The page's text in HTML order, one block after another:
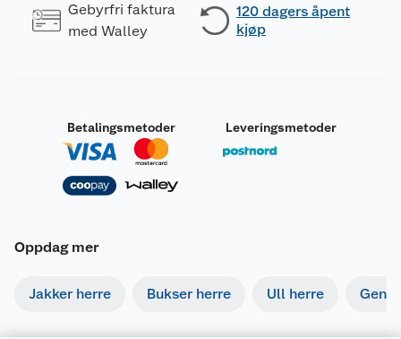
Gebyrfri faktura
med Walley
120 dagers åpent
kjøp
Betalingsmetoder Leveringsmetoder
Oppdag mer
Jakker herre Bukser herre Ull herre